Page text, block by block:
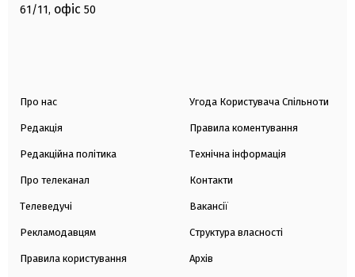
61/11, офіс 50
Про нас
Редакція
Редакційна політика
Про телеканал
Телеведучі
Рекламодавцям
Правила користування
Угода Користувача Спільноти
Правила коментування
Технічна інформація
Контакти
Вакансії
Структура власності
Архів